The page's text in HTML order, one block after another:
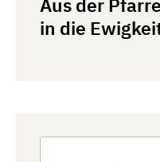
Aus der
in die